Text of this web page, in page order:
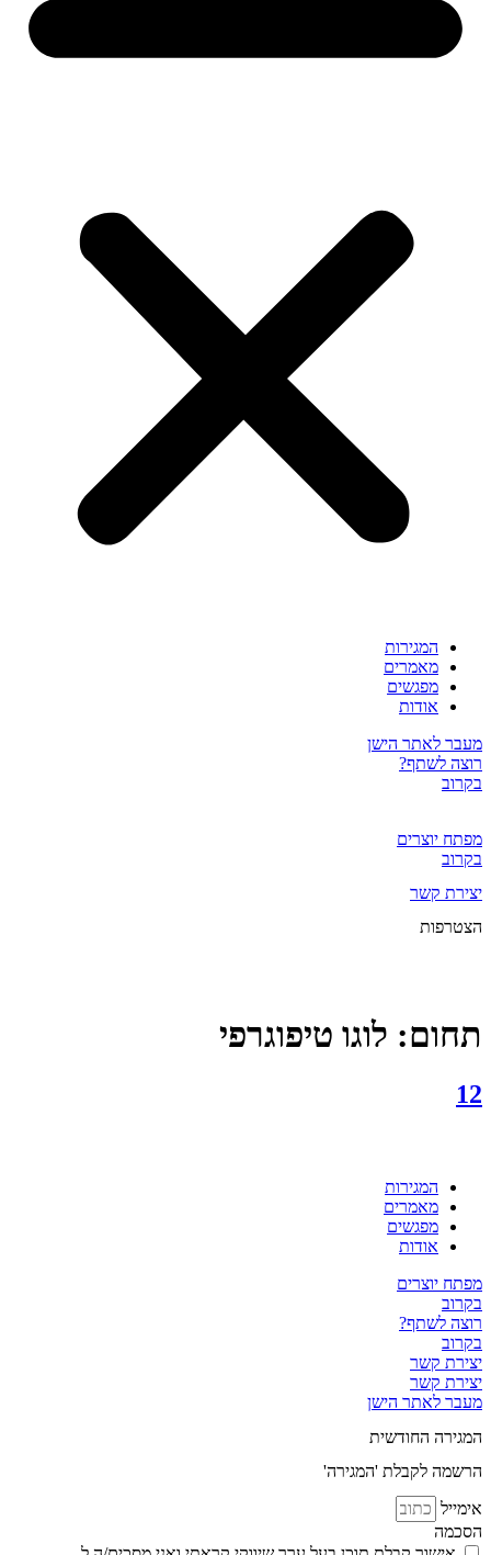
המגירות
מאמרים
מפגשים
אודות
מעבר לאתר הישן
רוצה לשתף?
בקרוב
מפתח יוצרים
בקרוב
יצירת קשר
הצטרפות
תחום: לוגו טיפוגרפי
12
המגירות
מאמרים
מפגשים
אודות
מפתח יוצרים
בקרוב
רוצה לשתף?
בקרוב
יצירת קשר
יצירת קשר
מעבר לאתר הישן
המגירה החודשית
הרשמה לקבלת 'המגירה'
אימייל
הסכמה